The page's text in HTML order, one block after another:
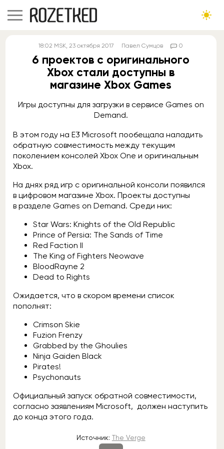
18:02 MSK, 23 октября 2017 Павел Сумцов 0
6 проектов с оригинального
Xbox стали доступны в
магазине Xbox Games
Игры доступны для загрузки в сервисе Games on
Demand.
В этом году на E3 Microsoft пообещала наладить
обратную совместимость между текущим
поколением консолей Xbox One и оригинальным
Xbox.
На днях ряд игр c оригинальной консоли появился
в цифровом магазине Xbox. Проекты доступны
в разделе Games on Demand. Среди них:
Star Wars: Knights of the Old Republic
Prince of Persia: The Sands of Time
Red Faction II
The King of Fighters Neowave
BloodRayne 2
Dead to Rights
Ожидается, что в скором времени список
пополнят:
Crimson Skie
Fuzion Frenzy
Grabbed by the Ghoulies
Ninja Gaiden Black
Pirates!
Psychonauts
Официальный запуск обратной совместимости,
согласно заявлениям Microsoft, должен наступить
до конца этого года.
Источник: The Verge